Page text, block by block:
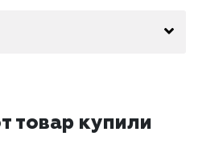
товар купили